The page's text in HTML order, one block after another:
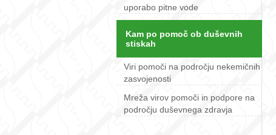
uporabo pitne vode
Kam po pomoč ob duševnih
stiskah
Viri pomoči na področju nekemičnih
zasvojenosti
Mreža virov pomoči in podpore na
področju duševnega zdravja